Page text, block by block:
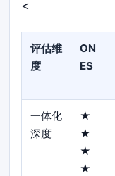
<
评估维
度
ON
ES
一体化
深度
★
★
★
★